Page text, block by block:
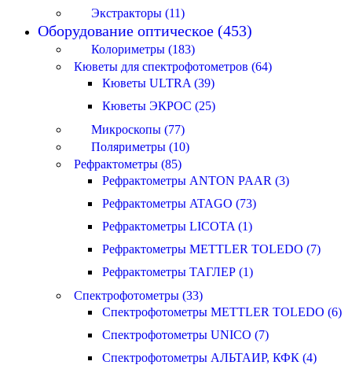
Экстракторы (11)
Оборудование оптическое (453)
Колориметры (183)
Кюветы для спектрофотометров (64)
Кюветы ULTRA (39)
Кюветы ЭКРОС (25)
Микроскопы (77)
Поляриметры (10)
Рефрактометры (85)
Рефрактометры ANTON PAAR (3)
Рефрактометры ATAGO (73)
Рефрактометры LICOTA (1)
Рефрактометры METTLER TOLEDO (7)
Рефрактометры ТАГЛЕР (1)
Спектрофотометры (33)
Спектрофотометры METTLER TOLEDO (6)
Спектрофотометры UNICO (7)
Спектрофотометры АЛЬТАИР, КФК (4)